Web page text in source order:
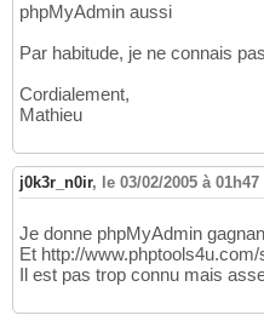
phpMyAdmin aussi
Par habitude, je ne connais
Cordialement,
Mathieu
j0k3r_n0ir, le 03/02/2005 à 01h47
Je donne phpMyAdmin
Et http://
Il est pas trop connu mais